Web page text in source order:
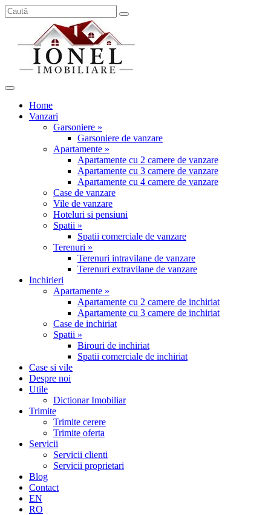
Home
Vanzari
Garsoniere »
Garsoniere de vanzare
Apartamente »
Apartamente cu 2 camere de vanzare
Apartamente cu 3 camere de vanzare
Apartamente cu 4 camere de vanzare
Case de vanzare
Vile de vanzare
Hoteluri si pensiuni
Spatii »
Spatii comerciale de vanzare
Terenuri »
Terenuri intravilane de vanzare
Terenuri extravilane de vanzare
Inchirieri
Apartamente »
Apartamente cu 2 camere de inchiriat
Apartamente cu 3 camere de inchiriat
Case de inchiriat
Spatii »
Birouri de inchiriat
Spatii comerciale de inchiriat
Case si vile
Despre noi
Utile
Dictionar Imobiliar
Trimite
Trimite cerere
Trimite oferta
Servicii
Servicii clienti
Servicii proprietari
Blog
Contact
EN
RO